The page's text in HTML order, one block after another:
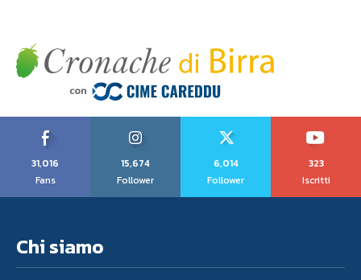
31,016
Fans
15,674
Follower
6,014
Follower
323
Iscritti
Chi siamo